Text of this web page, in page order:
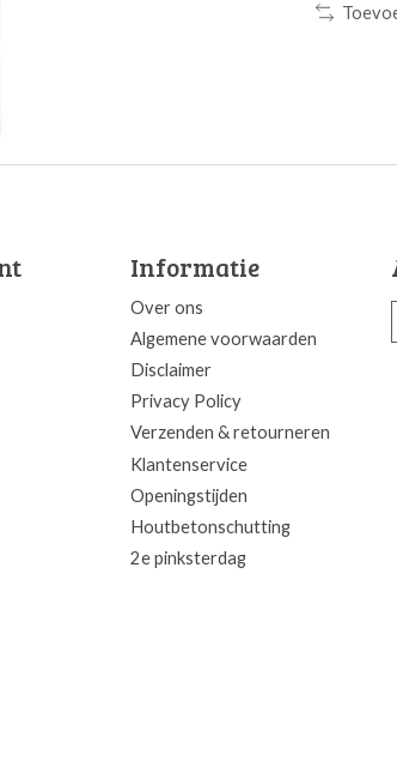
Informatie
Over ons
Algemene voorwaarden
Disclaimer
Privacy Policy
Verzenden & retourneren
Klantenservice
Openingstijden
Houtbetonschutting
2e pinksterdag